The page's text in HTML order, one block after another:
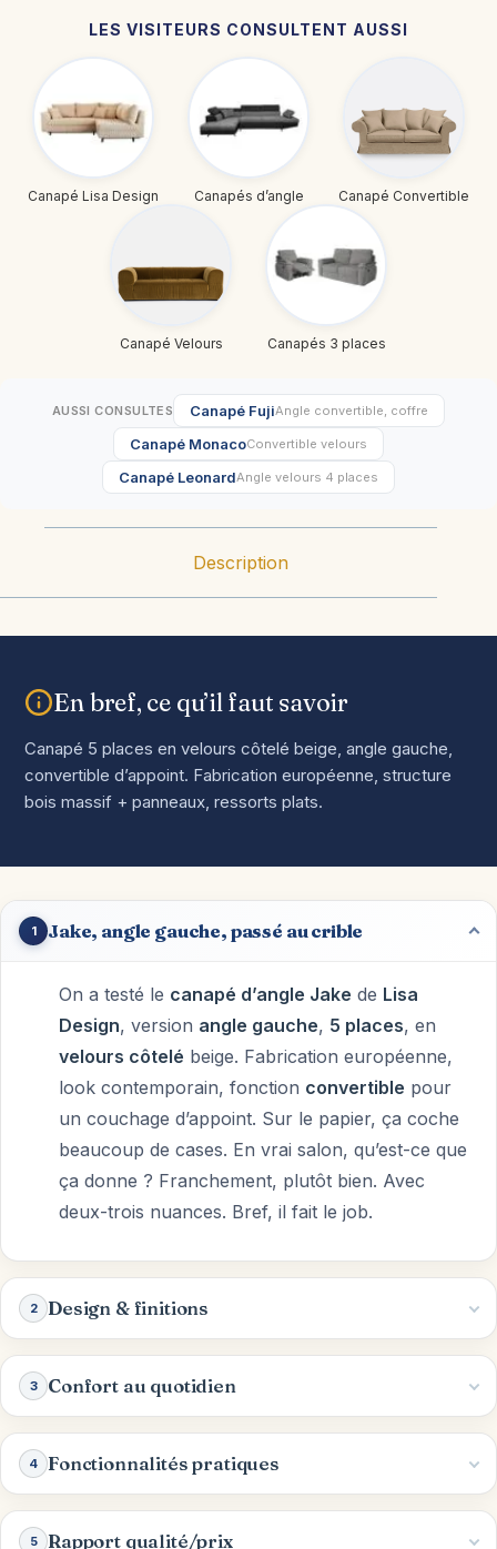
LES VISITEURS CONSULTENT AUSSI
Canapé Lisa Design Canapés d’angle Canapé Convertible
Canapé Velours Canapés 3 places
AUSSI CONSULTES Canapé FujiAngle convertible, coffre
Canapé MonacoConvertible velours
Canapé LeonardAngle velours 4 places
Description
En bref, ce qu’il faut savoir
Canapé 5 places en velours côtelé beige, angle gauche,
convertible d’appoint. Fabrication européenne, structure
bois massif + panneaux, ressorts plats.
1 Jake, angle gauche, passé au crible
On a testé le canapé d’angle Jake de Lisa
Design, version angle gauche, 5 places, en
velours côtelé beige. Fabrication européenne,
look contemporain, fonction convertible pour
un couchage d’appoint. Sur le papier, ça coche
beaucoup de cases. En vrai salon, qu’est-ce que
ça donne ? Franchement, plutôt bien. Avec
deux-trois nuances. Bref, il fait le job.
2 Design & finitions
3 Confort au quotidien
4 Fonctionnalités pratiques
5 Rapport qualité/prix